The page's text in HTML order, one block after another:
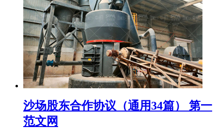
沙场股东合作协议（通用34篇） 第一
范文网